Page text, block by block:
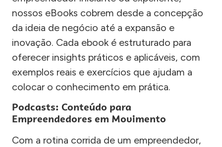
nossos eBooks cobrem desde a concepção
da ideia de negócio até a expansão e
inovação. Cada ebook é estruturado para
oferecer insights práticos e aplicáveis, com
exemplos reais e exercícios que ajudam a
colocar o conhecimento em prática.
Podcasts: Conteúdo para
Empreendedores em Movimento
Com a rotina corrida de um empreendedor,